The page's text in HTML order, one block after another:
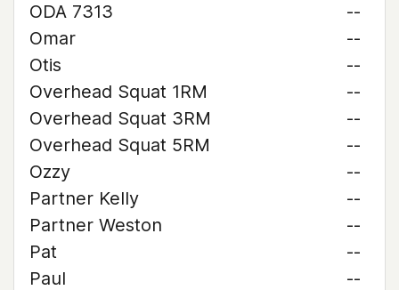
ODA 7313
--
Omar
--
Otis
--
Overhead Squat 1RM
--
Overhead Squat 3RM
--
Overhead Squat 5RM
--
Ozzy
--
Partner Kelly
--
Partner Weston
--
Pat
--
Paul
--